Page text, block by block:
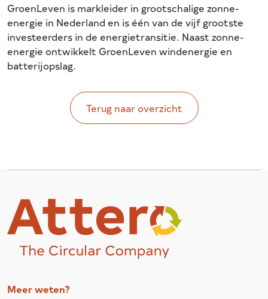
GroenLeven is markleider in grootschalige zonne-
energie in Nederland en is één van de vijf grootste
investeerders in de energietransitie. Naast zonne-
energie ontwikkelt GroenLeven windenergie en
batterijopslag.
Terug naar overzicht
Meer weten?